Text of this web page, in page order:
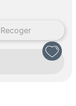
Recoger